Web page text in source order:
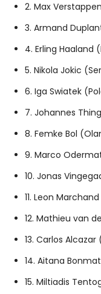
2. Max
3. Armand
4. Erling
5. Nikola Jokic
6. Iga Swiatek
7. Johannes
8. Femke Bol
9. Marco
10. Jonas
11. Leon
12. Mathieu van
13. Carlos
14. Aitana
15. Miltiadis